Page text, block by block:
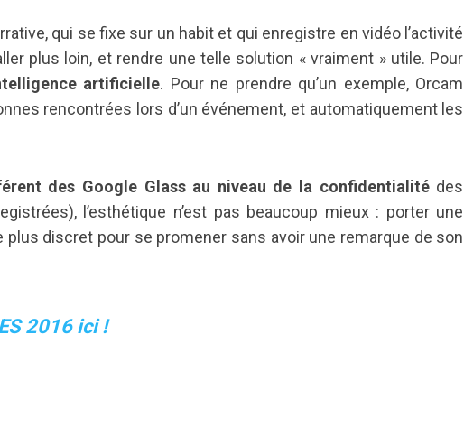
qui se fixe sur un habit et qui enregistre en vidéo l’activité
plus loin, et rendre une telle solution « vraiment » utile. Pour
artificielle. Pour ne prendre qu’un exemple, Orcam
rencontrées lors d’un événement, et automatiquement les
des Google Glass au niveau de la confidentialitédes
l’esthétique n’est pas beaucoup mieux : porter une
plus discret pour se promener sans avoir une remarque de son
2016 ici !